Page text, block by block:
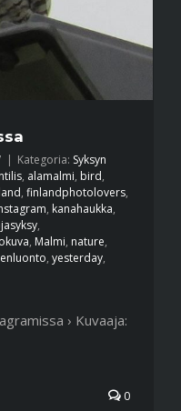
Kategoria: Syksyn
, alamalmi, bird,
, finlandphotolovers,
, kanahaukka,
,
, Malmi, nature,
, yesterday,
› Kuvaaja:
0